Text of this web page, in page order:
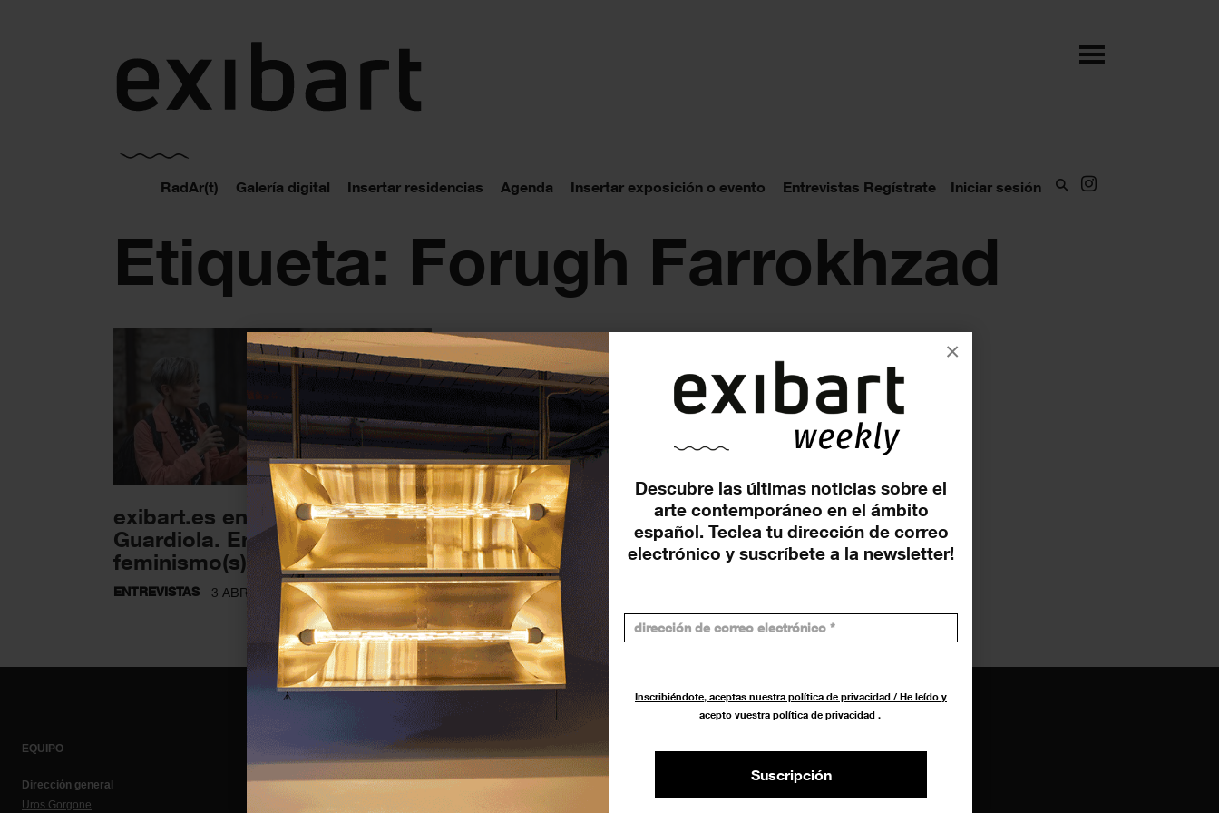
Descubre las últimas noticias sobre el
arte contemporáneo en el ámbito
español. Teclea tu dirección de correo
electrónico y suscríbete a la newsletter!
Inscribiéndote, aceptas nuestra política de privacidad / He leído y
acepto vuestra política de privacidad .
Suscripción
×
RadAr(t) Galería digital Insertar residencias Agenda Insertar exposición o evento Entrevistas Regístrate Iniciar sesión
Etiqueta: Forugh Farrokhzad
exibart.es entrevista: Ingrid
Guardiola. Entre ‘monstruas’,
feminismo(s) y territorio.
ENTREVISTAS 3 ABRIL 2023
EQUIPO
Dirección general
Uros Gorgone